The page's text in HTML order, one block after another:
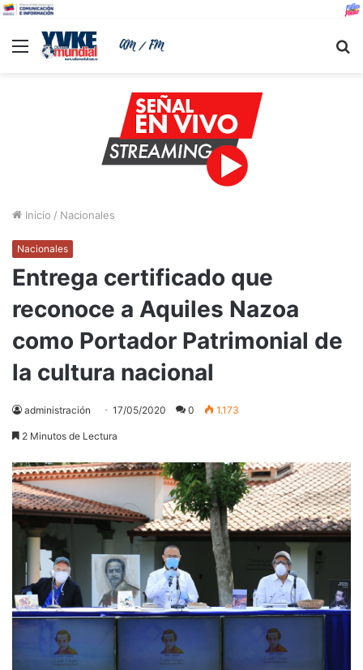
Menu
Inicio / Nacionales
Nacionales
Entrega certificado que
reconoce a Aquiles Nazoa
como Portador Patrimonial de
la cultura nacional
administración 17/05/2020 0 1.173
2 Minutos de Lectura